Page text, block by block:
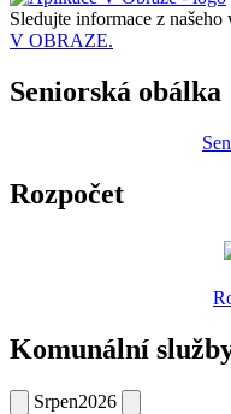
Sledujte informace z našeho
V OBRAZE.
Seniorská obálka
Rozpočet
Komunální
Srpen2026